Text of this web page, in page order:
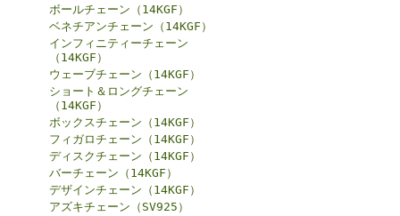
ボールチェーン（14KGF）
ベネチアンチェーン（14KGF）
インフィニティーチェーン
（14KGF）
ウェーブチェーン（14KGF）
ショート＆ロングチェーン
（14KGF）
ボックスチェーン（14KGF）
フィガロチェーン（14KGF）
ディスクチェーン（14KGF）
バーチェーン（14KGF）
デザインチェーン（14KGF）
アズキチェーン（SV925）